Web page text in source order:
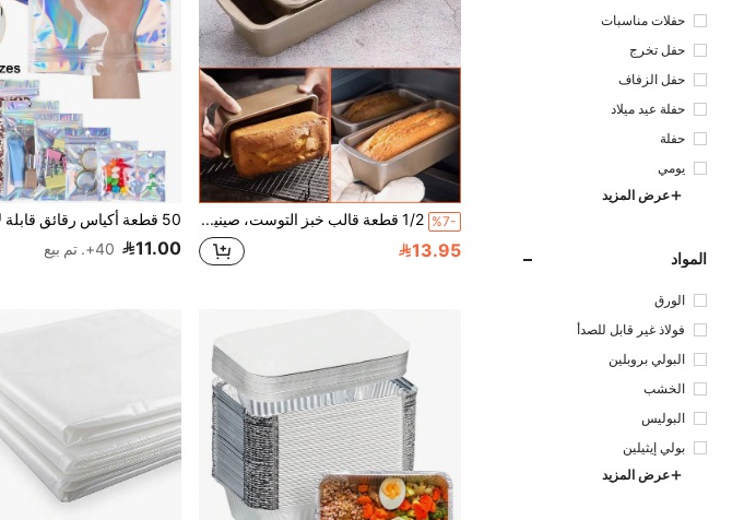
حفلات مناسبات
حفل تخرج
حفل الزفاف
حفلة عيد ميلاد
حفلة
يومي
عرض المزيد
المواد
الورق
فولاذ غير قابل للصدأ
البولي بروبلين
الخشب
البوليس
بولي إيثيلين
عرض المزيد
%7- 1/2 قطعة قالب خبز التوست، صينية خبز مستطيلة من الفولاذ الكربوني الذهبي، قالب كيك كبير/متوسط/صغير، صندوق توست/صينية خبز غير لاصقة، صينية خبز الكيك، مناسبة لخبز التوست المنزلي وخبز الساندوتشات، صنع كيك أعياد الميلاد للتجمعات العائلية، أدوات الخبز المنزلي
13.95
11.00 40+. تم بيع